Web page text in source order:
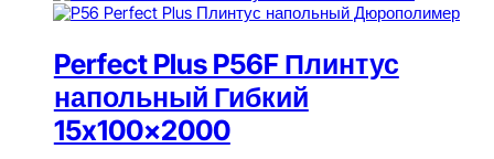
Perfect Plus P56F Плинтус
напольный Гибкий
15x100x2000